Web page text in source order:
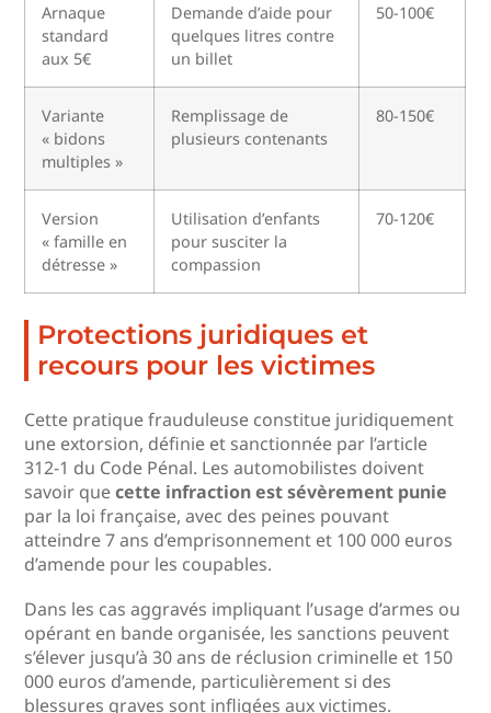
Arnaque
standard
aux 5€
Demande d’aide pour
quelques litres contre
un billet
50-100€
Variante
« bidons
multiples »
Remplissage de
plusieurs contenants
80-150€
Version
« famille en
détresse »
Utilisation d’enfants
pour susciter la
compassion
70-120€
Protections juridiques et
recours pour les victimes
Cette pratique frauduleuse constitue juridiquement
une extorsion, définie et sanctionnée par l’article
312-1 du Code Pénal. Les automobilistes doivent
savoir quecette infraction est sévèrement punie
par la loi française, avec des peines pouvant
atteindre 7 ans d’emprisonnement et 100 000 euros
d’amende pour les coupables.
Dans les cas aggravés impliquant l’usage d’armes ou
opérant en bande organisée, les sanctions peuvent
s’élever jusqu’à 30 ans de réclusion criminelle et 150
000 euros d’amende, particulièrement si des
blessures graves sont infligées aux victimes.